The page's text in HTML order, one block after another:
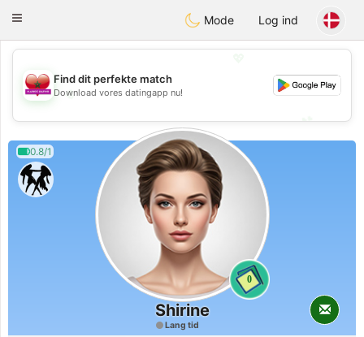
Maroc Dating
Toggle
Mode Log ind
💖
💕
💕
Find dit perfekte match
Download vores datingapp nu!
0.8/1
0
Shirine
Lang tid